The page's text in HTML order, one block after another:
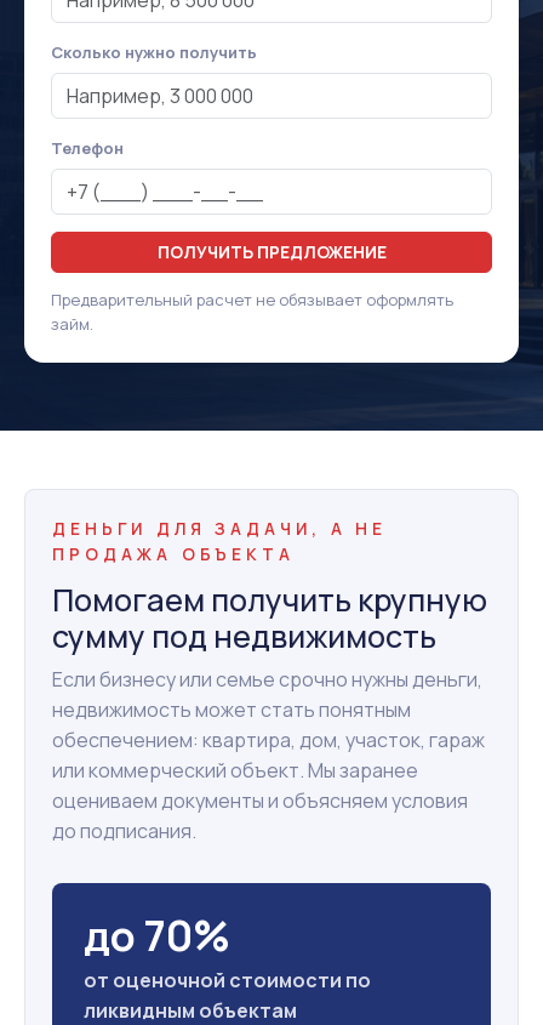
Сколько нужно получить
Телефон
ПОЛУЧИТЬ ПРЕДЛОЖЕНИЕ
Предварительный расчет не обязывает оформлять
займ.
ДЕНЬГИ ДЛЯ ЗАДАЧИ, А НЕ
ПРОДАЖА ОБЪЕКТА
Помогаем получить крупную
сумму под недвижимость
Если бизнесу или семье срочно нужны деньги,
недвижимость может стать понятным
обеспечением: квартира, дом, участок, гараж
или коммерческий объект. Мы заранее
оцениваем документы и объясняем условия
до подписания.
до 70%
от оценочной стоимости по
ликвидным объектам